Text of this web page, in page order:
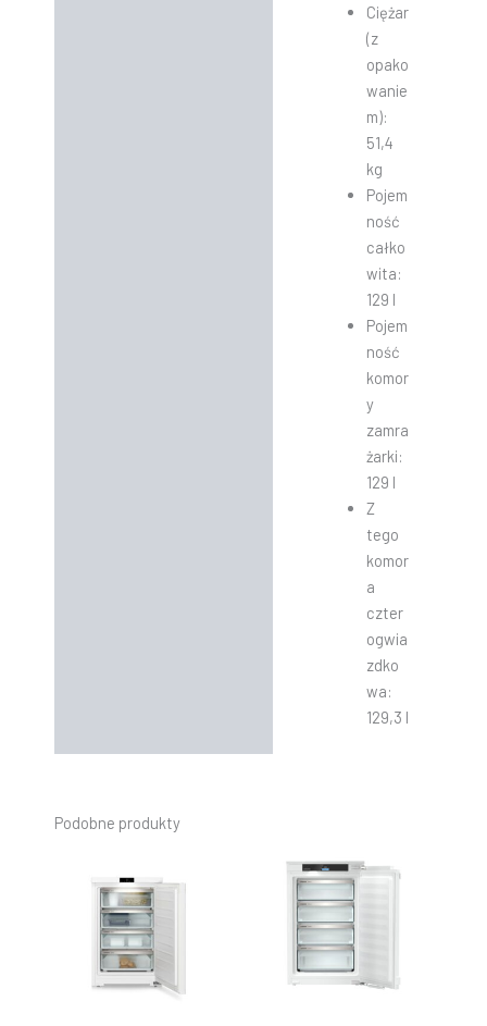
Ciężar
(z
opako
wanie
m):
51,4
kg
Pojem
ność
całko
wita:
129 l
Pojem
ność
komor
y
zamra
żarki:
129 l
Z
tego
komor
a
czter
ogwia
zdko
wa:
129,3 l
Podobne produkty